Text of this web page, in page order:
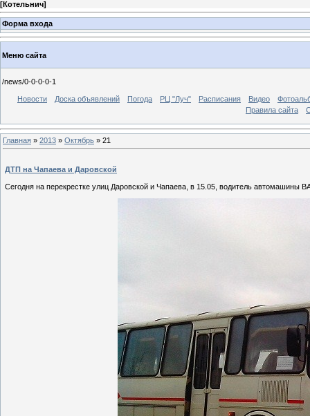
[Котельнич]
Форма входа
Меню сайта
/news/0-0-0-0-1
Новости Доска объявлений Погода РЦ "Луч" Расписания Видео
Правила сайта
Главная » 2013 » Октябрь » 21
ДТП на Чапаева и Даровской
Сегодня на перекрестке улиц Даровской и Чапаева, в 15.05, водитель